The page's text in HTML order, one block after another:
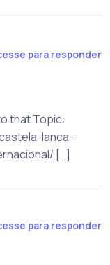
para responder
that Topic:
lanca-
[…]
para responder